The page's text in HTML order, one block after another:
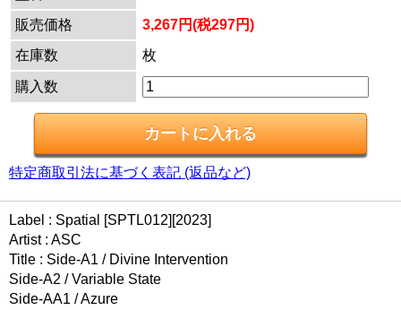
販売価格
3,267円(税297円)
在庫数
枚
購入数
特定商取引法に基づく表記 (返品など)
Label : Spatial [SPTL012][2023]
Artist : ASC
Title : Side-A1 / Divine Intervention
Side-A2 / Variable State
Side-AA1 / Azure